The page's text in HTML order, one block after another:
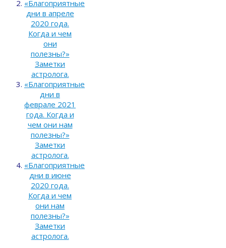
«Благоприятные
дни в апреле
2020 года.
Когда и чем
они
полезны?»
Заметки
астролога.
«Благоприятные
дни в
феврале 2021
года. Когда и
чем они нам
полезны?»
Заметки
астролога.
«Благоприятные
дни в июне
2020 года.
Когда и чем
они нам
полезны?»
Заметки
астролога.